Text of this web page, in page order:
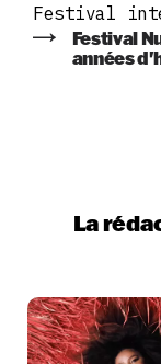
Festival
Festival
années
La